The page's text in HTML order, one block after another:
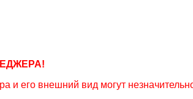
и его внешний вид могут